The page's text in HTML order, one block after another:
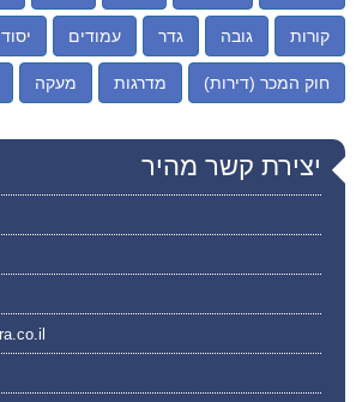
קורות גובה גדר עמודים
חוק המכר (דירות) מדרגות מעקה
יצירת קשר מהיר